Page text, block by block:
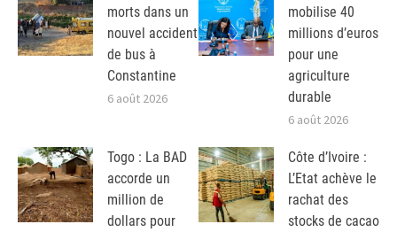
morts dans un
nouvel accident
de bus à
Constantine
6 août 2026
mobilise 40
millions d’euros
pour une
agriculture
durable
6 août 2026
Togo : La BAD
accorde un
million de
dollars pour
Côte d’Ivoire :
L’Etat achève le
rachat des
stocks de cacao